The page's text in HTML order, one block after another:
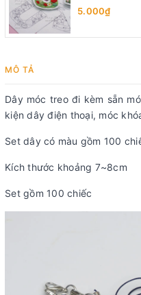
5.000₫
MÔ TẢ
Dây móc treo đi kèm sẵn
kiện dây điện thoại, móc
Set dây có màu gồm 100
Kích thước khoảng 7~8cm
Set gồm 100 chiếc